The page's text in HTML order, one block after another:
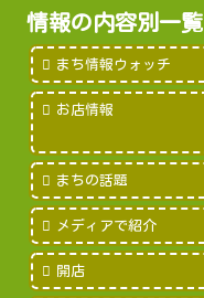
情報の内容別一覧
まち情報ウォッチ
お店情報
まちの話題
メディアで紹介
開店